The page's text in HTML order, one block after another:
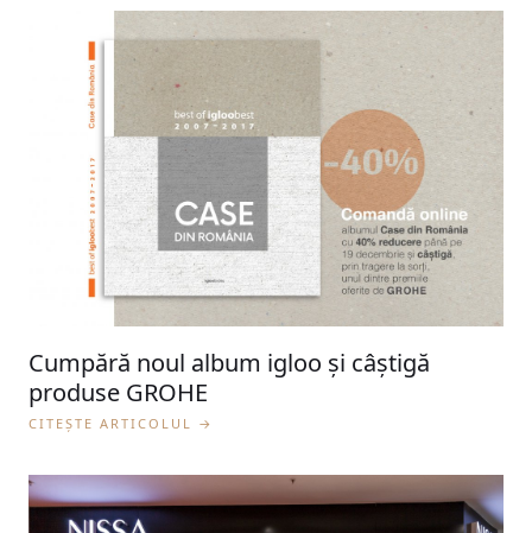
Cumpără noul album igloo și câștigă
produse GROHE
CITEȘTE ARTICOLUL →